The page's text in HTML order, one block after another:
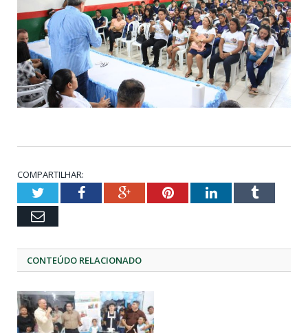
COMPARTILHAR:
TwitterFacebookGoogle+PinterestLinkedInTumblr
Email
CONTEÚDO RELACIONADO